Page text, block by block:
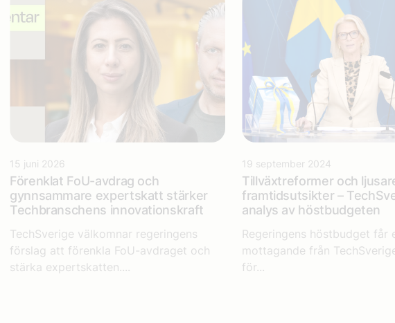
15 juni 2026
Förenklat FoU-avdrag och
gynnsammare expertskatt stärker
Techbranschens innovationskraft
TechSverige välkomnar regeringens
förslag att förenkla FoU-avdraget och
stärka expertskatten....
19 september 2024
Tillväxtreformer och
framtidsutsikter –
analys av höstbudgeten
Regeringens höstbudget får
mottagande från
för...